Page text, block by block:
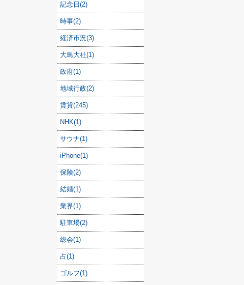
記念日(2)
時事(2)
経済市況(3)
大鳥大社(1)
政府(1)
地域行政(2)
賃貸(245)
NHK(1)
サウナ(1)
iPhone(1)
保険(2)
結婚(1)
業界(1)
駐車場(2)
総会(1)
占(1)
ゴルフ(1)